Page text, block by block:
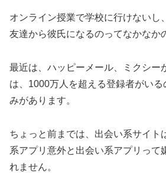
オンライン授業で学校に行けないし
友達から彼氏になるのってなかなか
最近は、ハッピーメール、ミクシー
は、1000万人を超える登録者がい
みがあります。
ちょっと前までは、出会い系サイト
系アプリ意外と出会い系アプリって
れません。